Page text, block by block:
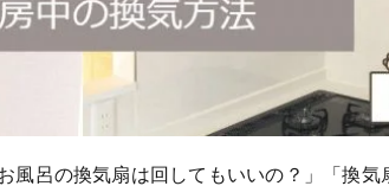
風呂の換気扇は回してもいいの？」「換気